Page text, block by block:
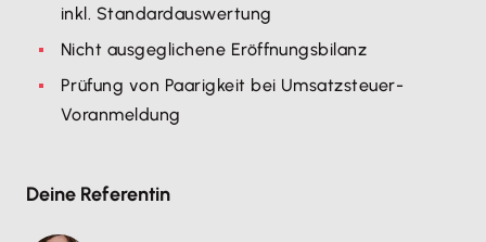
inkl. Standardauswertung
Nicht ausgeglichene Eröffnungsbilanz
Prüfung von Paarigkeit bei Umsatzsteuer-
Voranmeldung
Deine Referentin